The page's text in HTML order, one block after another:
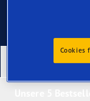
Unsere
Cookies